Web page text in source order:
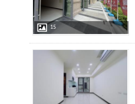
15